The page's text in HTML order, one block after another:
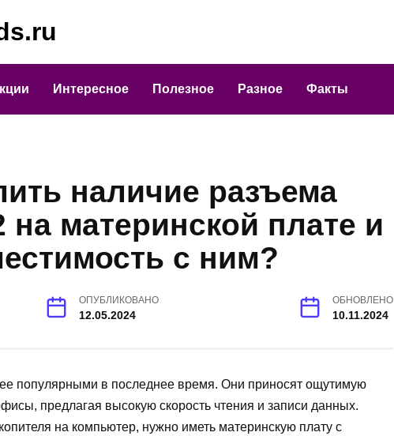
Интересное Полезное Разное Факты
наличие разъема
на материнской плате и
с ним?
ОПУБЛИКОВАНО
12.05.2024
ОБНОВЛЕНО
10.11.2024
популярными в последнее время. Они приносят ощутимую
предлагая высокую скорость чтения и записи данных.
на компьютер, нужно иметь материнскую плату с